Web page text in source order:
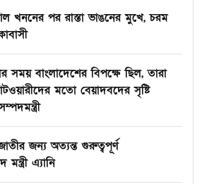
খননের পর রাস্তা ভাঙনের মুখে, চরম
সময় বাংলাদেশের বিপক্ষে ছিল, তারা
মতো বেয়াদবদের সৃষ্টি
জাতীর জন্য অত্যন্ত গুরুত্বপূর্ণ
এ্যানি